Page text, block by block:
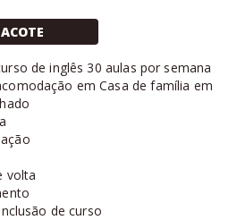
de inglês 30 aulas por semana
em Casa de família em
volta
de curso